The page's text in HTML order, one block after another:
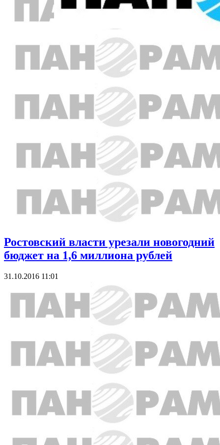
Ростовский власти урезали новогодний
бюджет на 1,6 миллиона рублей
31.10.2016 11:01